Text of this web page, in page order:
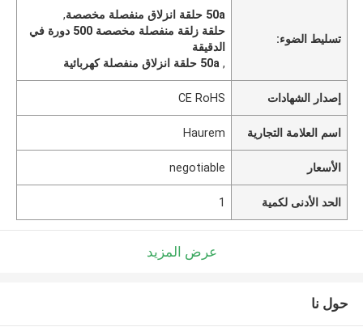
تسليط الضوء:
50a حلقة انزلاق منفصلة مخصصة
,
حلقة زلقة منفصلة مخصصة 500 دورة في
الدقيقة
, 50a حلقة انزلاق منفصلة كهربائية
إصدار الشهادات CE RoHS
اسم العلامة التجارية Haurem
الأسعار negotiable
الحد الأدنى لكمية 1
عرض المزيد
حول نا